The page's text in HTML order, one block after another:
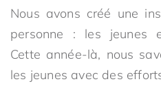
Nous avons créé une
personne : les jeunes
Cette année-là, nous
les jeunes avec des